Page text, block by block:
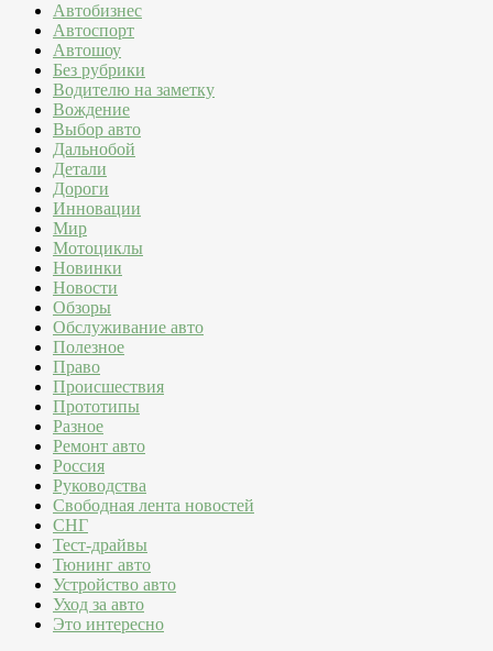
Автобизнес
Автоспорт
Автошоу
Без рубрики
Водителю на заметку
Вождение
Выбор авто
Дальнобой
Детали
Дороги
Инновации
Мир
Мотоциклы
Новинки
Новости
Обзоры
Обслуживание авто
Полезное
Право
Происшествия
Прототипы
Разное
Ремонт авто
Россия
Руководства
Свободная лента новостей
СНГ
Тест-драйвы
Тюнинг авто
Устройство авто
Уход за авто
Это интересно